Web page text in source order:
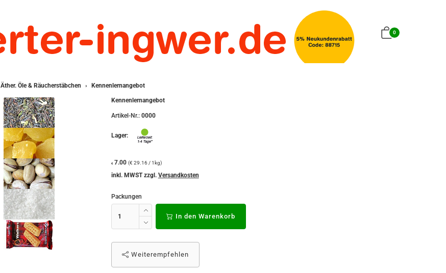
0
Äther. Öle & Räucherstäbchen Kennenlernangebot
Kennenlernangebot
Artikel-Nr.: 0000
Lager:
€ 7.00 (€ 29.16 / 1kg)
inkl. MWST zzgl. Versandkosten
Packungen
In den Warenkorb
Weiterempfehlen